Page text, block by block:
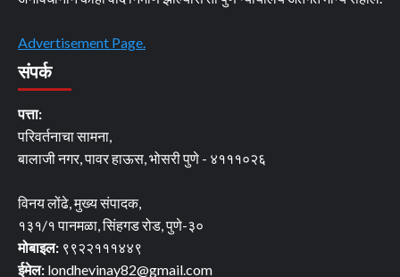
Advertisement Page.
संपर्क
पत्ता:
परिवर्तनाचा सामना,
बालाजी नगर, पावर हाऊस, भोसरी पुणे - ४१११०२६
विनय लोंढे, मुख्य संपादक,
१३१/१ पानमळा, सिंहगड रोड, पुणे-३०
मोबाइल: ९९२२१११४४९
ईमेल: londhevinay82@gmail.com